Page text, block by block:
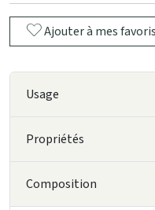
Ajouter à mes favoris
Usage
Propriétés
Composition